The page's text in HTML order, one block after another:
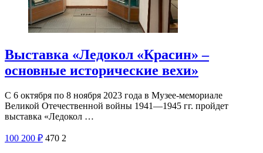
Выставка «Ледокол «Красин» –
основные исторические вехи»
С 6 октября по 8 ноября 2023 года в Музее-мемориале
Великой Отечественной войны 1941—1945 гг. пройдет
выставка «Ледокол …
100 200 ₽ 470 2